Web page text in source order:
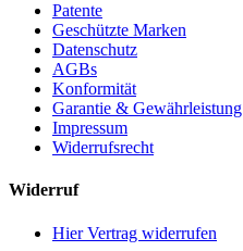
Patente
Geschützte Marken
Datenschutz
AGBs
Konformität
Garantie & Gewährleistung
Impressum
Widerrufsrecht
Widerruf
Hier Vertrag widerrufen